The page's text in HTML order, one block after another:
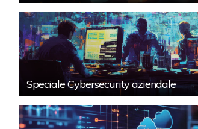
Speciale Cybersecurity aziendale